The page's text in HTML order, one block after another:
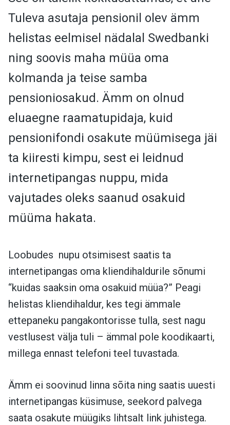
Tuleva asutaja pensionil olev ämm
helistas eelmisel nädalal Swedbanki
ning soovis maha müüa oma
kolmanda ja teise samba
pensioniosakud. Ämm on olnud
eluaegne raamatupidaja, kuid
pensionifondi osakute müümisega jäi
ta kiiresti kimpu, sest ei leidnud
internetipangas nuppu, mida
vajutades oleks saanud osakuid
müüma hakata.
Loobudes nupu otsimisest saatis ta
internetipangas oma kliendihaldurile sõnumi
“kuidas saaksin oma osakuid müüa?” Peagi
helistas kliendihaldur, kes tegi ämmale
ettepaneku pangakontorisse tulla, sest nagu
vestlusest välja tuli – ämmal pole koodikaarti,
millega ennast telefoni teel tuvastada.
Ämm ei soovinud linna sõita ning saatis uuesti
internetipangas küsimuse, seekord palvega
saata osakute müügiks lihtsalt link juhistega.